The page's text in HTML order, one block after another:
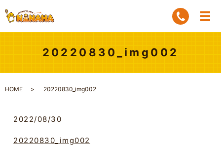
20220830_img002
HOME 20220830_img002
2022/08/30
20220830_img002